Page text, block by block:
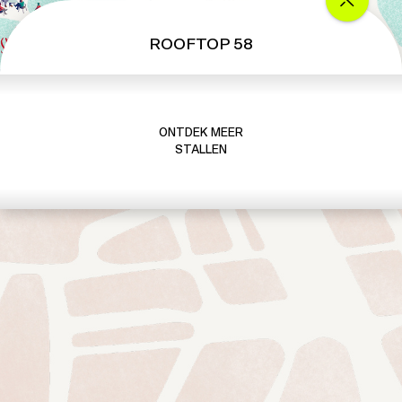
ROOFTOP 58
ONTDEK MEER
STALLEN